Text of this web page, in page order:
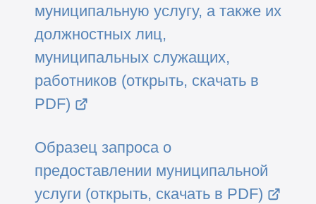
муниципальную услугу, а также их
должностных лиц,
муниципальных служащих,
работников (открыть, скачать в
PDF)
Образец запроса о
предоставлении муниципальной
услуги (открыть, скачать в PDF)